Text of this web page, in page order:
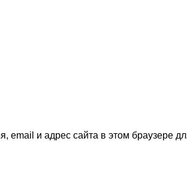
email и адрес сайта в этом браузере